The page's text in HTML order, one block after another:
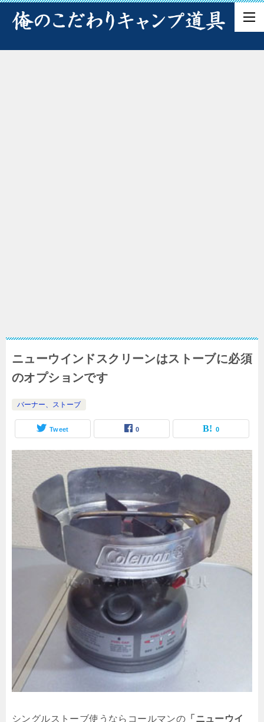
ニューウインドスクリーンはストーブに必須
のオプションです
バーナー、ストーブ
Tweet 0 0
シングルストーブ使うならコールマンの 「ニューウイ